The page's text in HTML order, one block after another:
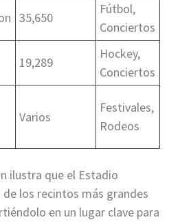
35,650
Fútbol,
Conciertos
19,289
Hockey,
Conciertos
Varios
Festivales,
Rodeos
ilustra que el Estadio
de los recintos más grandes
en un lugar clave para